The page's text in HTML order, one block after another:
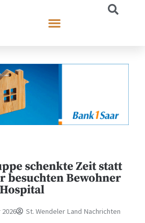
schenkte Zeit statt
besuchten Bewohner
2026 St. Wendeler Land Nachrichten